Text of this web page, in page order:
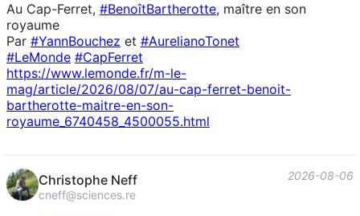
Au Cap-Ferret, #BenoîtBartherotte, maître en son
royaume
Par #YannBouchez et #AurelianoTonet
#LeMonde #CapFerret
https://www.lemonde.fr/m-le-
mag/article/2026/08/07/au-cap-ferret-benoit-
bartherotte-maitre-en-son-
royaume_6740458_4500055.html
Christophe Neff
cneff@sciences.re
2026-08-06